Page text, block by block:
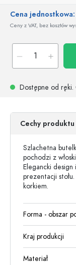
Cena jednostkowa:
Ceny z VAT, bez kosztów
Dostępne od ręki.
Cechy produktu
Szlachetna
pochodzi z
Elegancki
prezentacji
korkiem.
Forma - obszar
Kraj produkcji
Materiał